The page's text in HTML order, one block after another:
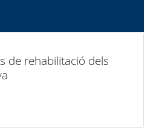
de rehabilitació dels